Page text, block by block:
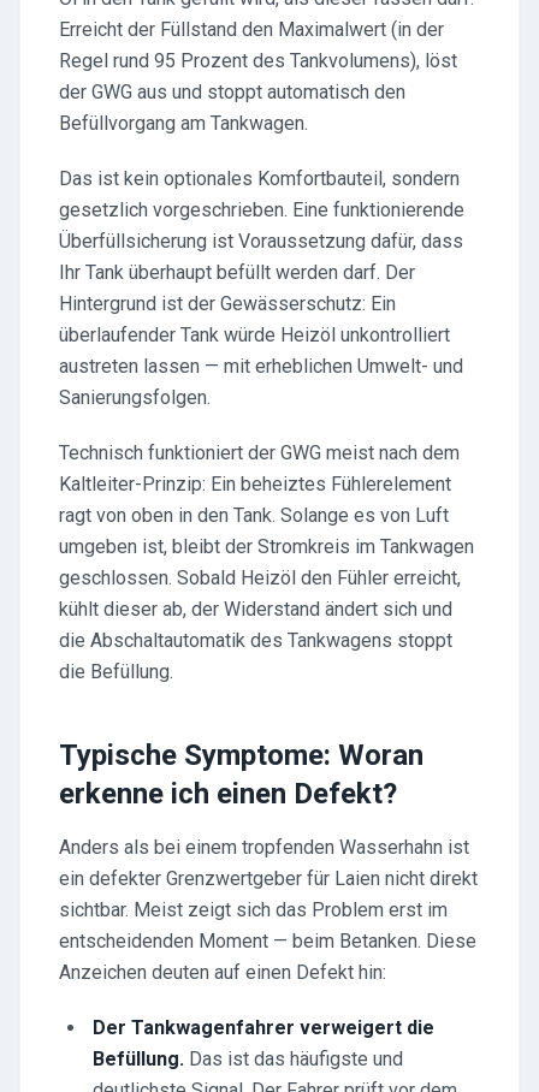
Erreicht der Füllstand den Maximalwert (in der
Regel rund 95 Prozent des Tankvolumens), löst
der GWG aus und stoppt automatisch den
Befüllvorgang am Tankwagen.
Das ist kein optionales Komfortbauteil, sondern
gesetzlich vorgeschrieben. Eine funktionierende
Überfüllsicherung ist Voraussetzung dafür, dass
Ihr Tank überhaupt befüllt werden darf. Der
Hintergrund ist der Gewässerschutz: Ein
überlaufender Tank würde Heizöl unkontrolliert
austreten lassen — mit erheblichen Umwelt- und
Sanierungsfolgen.
Technisch funktioniert der GWG meist nach dem
Kaltleiter-Prinzip: Ein beheiztes Fühlerelement
ragt von oben in den Tank. Solange es von Luft
umgeben ist, bleibt der Stromkreis im Tankwagen
geschlossen. Sobald Heizöl den Fühler erreicht,
kühlt dieser ab, der Widerstand ändert sich und
die Abschaltautomatik des Tankwagens stoppt
die Befüllung.
Typische Symptome: Woran
erkenne ich einen Defekt?
Anders als bei einem tropfenden Wasserhahn ist
ein defekter Grenzwertgeber für Laien nicht direkt
sichtbar. Meist zeigt sich das Problem erst im
entscheidenden Moment — beim Betanken. Diese
Anzeichen deuten auf einen Defekt hin:
Der Tankwagenfahrer verweigert die
Befüllung. Das ist das häufigste und